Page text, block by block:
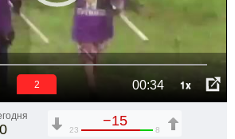
00:34 1x
1
0
−15
23 8